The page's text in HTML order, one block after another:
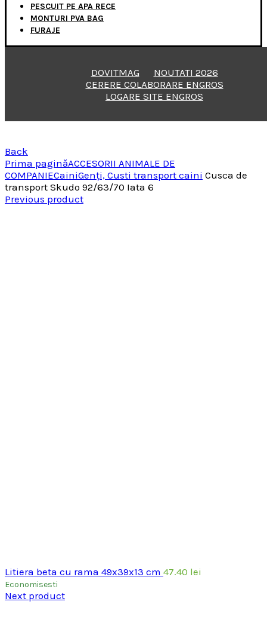
PESCUIT PE APA RECE
MONTURI PVA BAG
FURAJE
DOVITMAG
NOUTATI 2026
CERERE COLABORARE ENGROS
LOGARE SITE ENGROS
Back
Prima paginăACCESORII ANIMALE DE
COMPANIECainiGenţi, Custi transport caini Cusca de
transport Skudo 92/63/70 Iata 6
Previous product
Litiera beta cu rama 49x39x13 cm 47.40 lei
Economisesti
Next product